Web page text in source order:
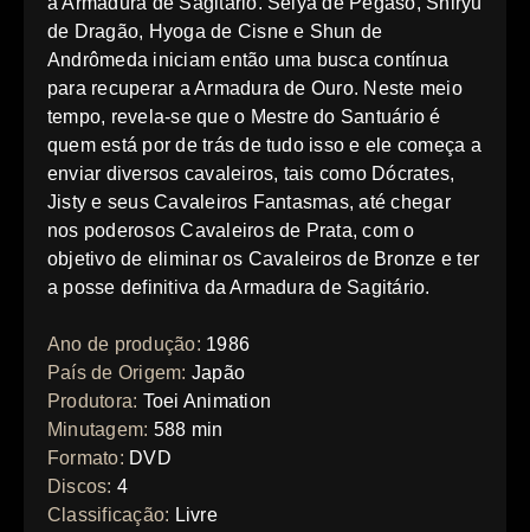
de Dragão, Hyoga de Cisne e Shun de
Andrômeda iniciam então uma busca contínua
para recuperar a Armadura de Ouro. Neste meio
tempo, revela-se que o Mestre do Santuário é
quem está por de trás de tudo isso e ele começa a
enviar diversos cavaleiros, tais como Dócrates,
Jisty e seus Cavaleiros Fantasmas, até chegar
nos poderosos Cavaleiros de Prata, com o
objetivo de eliminar os Cavaleiros de Bronze e ter
a posse definitiva da Armadura de Sagitário.
Ano de produção: 1986
País de Origem: Japão
Produtora: Toei Animation
Minutagem: 588 min
Formato: DVD
Discos: 4
Classificação: Livre